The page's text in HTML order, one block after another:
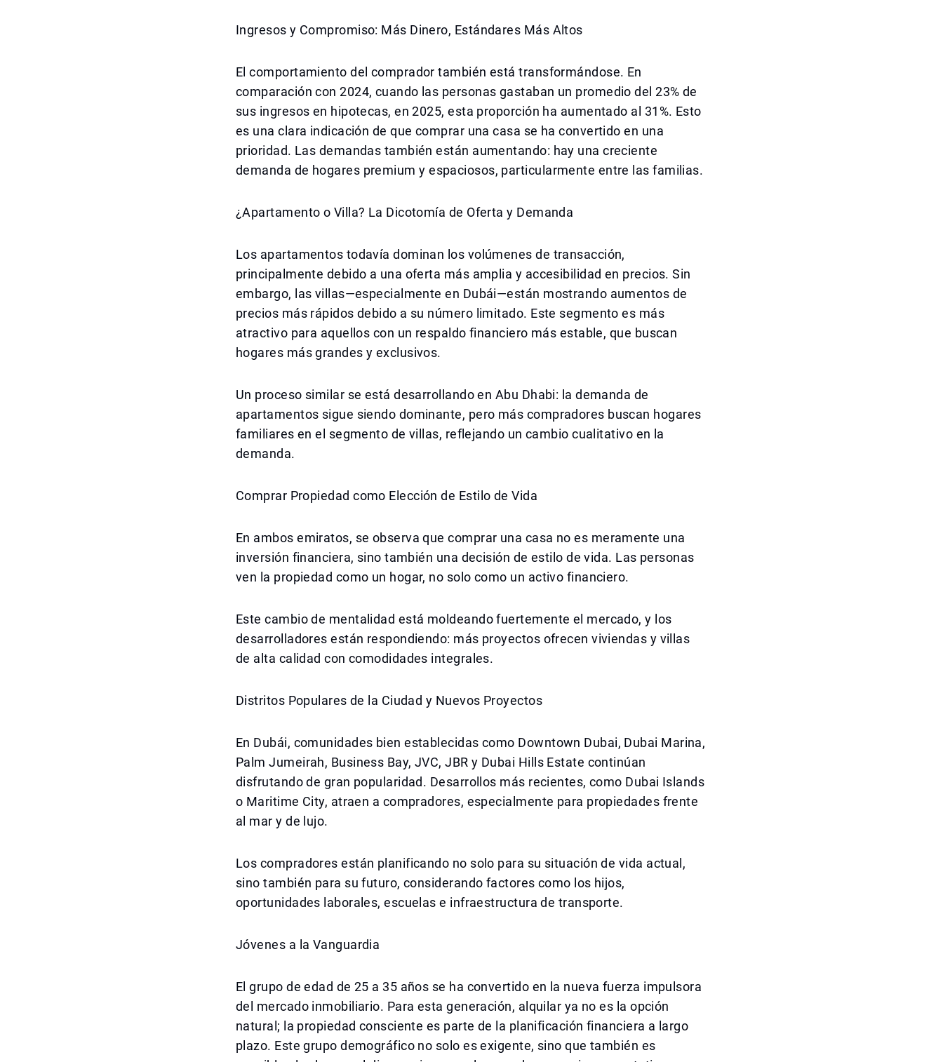
Ingresos y Compromiso: Más Dinero, Estándares Más Altos
El comportamiento del comprador también está transformándose. En
comparación con 2024, cuando las personas gastaban un promedio del 23% de
sus ingresos en hipotecas, en 2025, esta proporción ha aumentado al 31%. Esto
es una clara indicación de que comprar una casa se ha convertido en una
prioridad. Las demandas también están aumentando: hay una creciente
demanda de hogares premium y espaciosos, particularmente entre las familias.
¿Apartamento o Villa? La Dicotomía de Oferta y Demanda
Los apartamentos todavía dominan los volúmenes de transacción,
principalmente debido a una oferta más amplia y accesibilidad en precios. Sin
embargo, las villas—especialmente en Dubái—están mostrando aumentos de
precios más rápidos debido a su número limitado. Este segmento es más
atractivo para aquellos con un respaldo financiero más estable, que buscan
hogares más grandes y exclusivos.
Un proceso similar se está desarrollando en Abu Dhabi: la demanda de
apartamentos sigue siendo dominante, pero más compradores buscan hogares
familiares en el segmento de villas, reflejando un cambio cualitativo en la
demanda.
Comprar Propiedad como Elección de Estilo de Vida
En ambos emiratos, se observa que comprar una casa no es meramente una
inversión financiera, sino también una decisión de estilo de vida. Las personas
ven la propiedad como un hogar, no solo como un activo financiero.
Este cambio de mentalidad está moldeando fuertemente el mercado, y los
desarrolladores están respondiendo: más proyectos ofrecen viviendas y villas
de alta calidad con comodidades integrales.
Distritos Populares de la Ciudad y Nuevos Proyectos
En Dubái, comunidades bien establecidas como Downtown Dubai, Dubai Marina,
Palm Jumeirah, Business Bay, JVC, JBR y Dubai Hills Estate continúan
disfrutando de gran popularidad. Desarrollos más recientes, como Dubai Islands
o Maritime City, atraen a compradores, especialmente para propiedades frente
al mar y de lujo.
Los compradores están planificando no solo para su situación de vida actual,
sino también para su futuro, considerando factores como los hijos,
oportunidades laborales, escuelas e infraestructura de transporte.
Jóvenes a la Vanguardia
El grupo de edad de 25 a 35 años se ha convertido en la nueva fuerza impulsora
del mercado inmobiliario. Para esta generación, alquilar ya no es la opción
natural; la propiedad consciente es parte de la planificación financiera a largo
plazo. Este grupo demográfico no solo es exigente, sino que también es